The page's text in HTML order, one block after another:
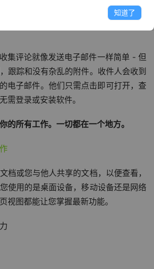
集评论就像发送电子邮件一样简单 - 但
跟踪和没有杂乱的附件。收件人会收到
电子邮件。他们只需点击即可打开，查
需登录或安装软件。
的所有工作。一切都在一个地方。
档或您与他人共享的文档，以便查看，
使用的是桌面设备，移动设备还是网络
视图都能让您掌握最新功能。
知道了